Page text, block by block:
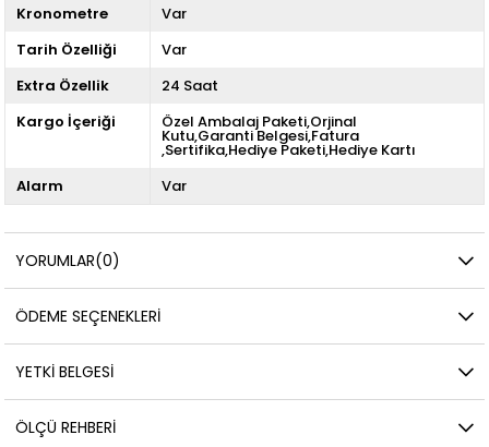
Kronometre
Var
Tarih Özelliği
Var
Extra Özellik
24 Saat
Kargo İçeriği
Özel Ambalaj Paketi,Orjinal
Kutu,Garanti Belgesi,Fatura
,Sertifika,Hediye Paketi,Hediye Kartı
Alarm
Var
YORUMLAR(0)
ÖDEME SEÇENEKLERI
YETKİ BELGESİ
ÖLÇÜ REHBERI